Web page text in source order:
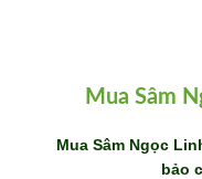
Mua Sâm
Mua Sâm Ngọc
bảo